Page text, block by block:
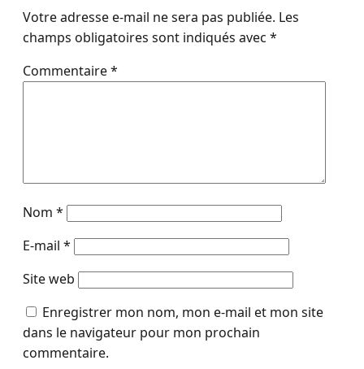
Votre adresse e-mail ne sera pas publiée. Les
champs obligatoires sont indiqués avec *
Commentaire*
Nom *
E-mail *
Site web
Enregistrer mon nom, mon e-mail et mon site
dans le navigateur pour mon prochain
commentaire.